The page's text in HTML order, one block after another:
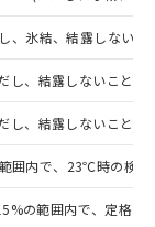
、氷結、結露しないこ
し、結露しないこと)
し、結露しないこと)
囲内で、23℃時の検
の範囲内で、定格電
のうえ
業取扱
価格
ので
の非含
ある
質）の
出す予
質）の
認中の
で、有
RoHSの